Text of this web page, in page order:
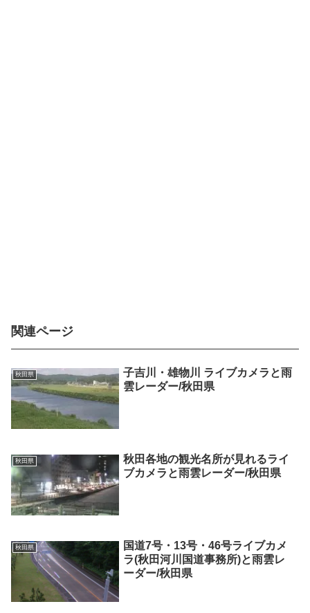
関連ページ
秋田県
子吉川・雄物川 ライブカメラと雨
雲レーダー/秋田県
秋田県
秋田各地の観光名所が見れるライ
ブカメラと雨雲レーダー/秋田県
秋田県
国道7号・13号・46号ライブカメ
ラ(秋田河川国道事務所)と雨雲レ
ーダー/秋田県